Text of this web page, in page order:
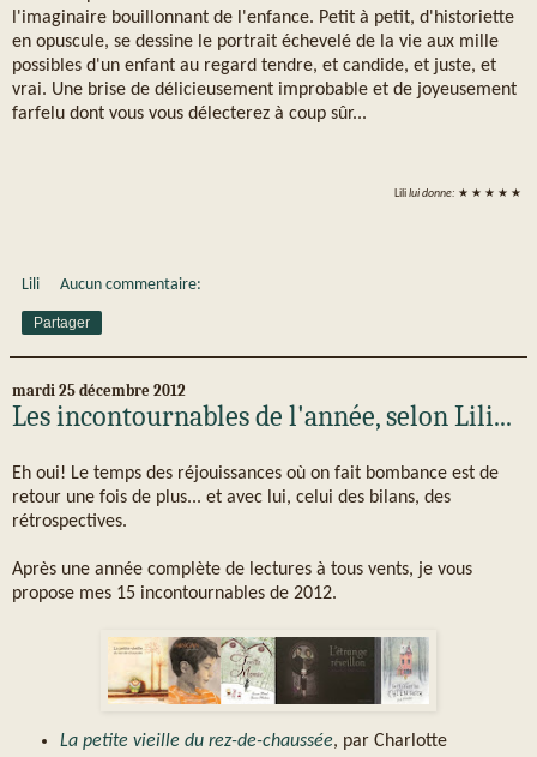
l'imaginaire bouillonnant de l'enfance. Petit à petit, d'historiette
en opuscule, se dessine le portrait échevelé de la vie aux mille
possibles d'un enfant au regard tendre, et candide, et juste, et
vrai. Une brise de délicieusement improbable et de joyeusement
farfelu dont vous vous délecterez à coup sûr...
Lililui donne: ★ ★ ★ ★ ★
Lili Aucun commentaire:
Partager
mardi 25 décembre 2012
Les incontournables de l'année, selon Lili...
Eh oui! Le temps des réjouissances où on fait bombance est de
retour une fois de plus... et avec lui, celui des bilans, des
rétrospectives.
Après une année complète de lectures à tous vents, je vous
propose mes 15 incontournables de 2012.
La petite vieille du rez-de-chaussée, par Charlotte